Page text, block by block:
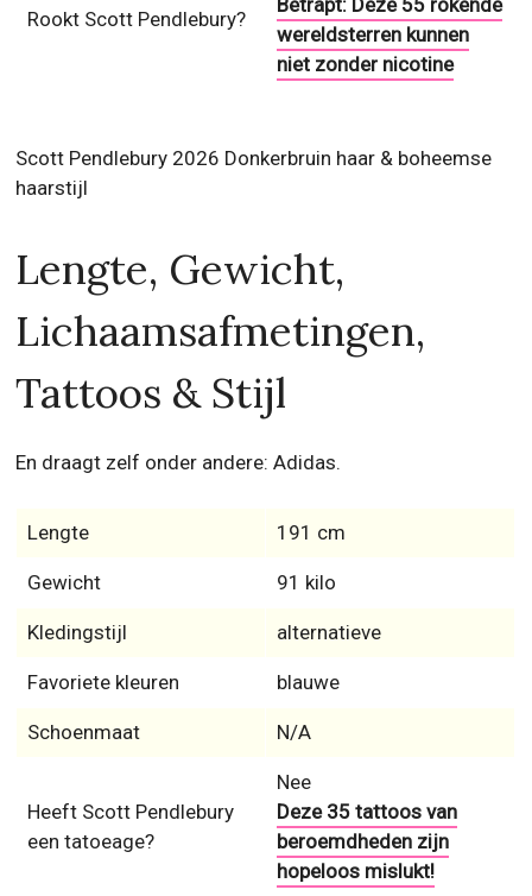
Rookt Scott Pendlebury?
Betrapt: Deze 55 rokende
wereldsterren kunnen
niet zonder nicotine
Scott Pendlebury 2026 Donkerbruin haar & boheemse
haarstijl
Lengte, Gewicht,
Lichaamsafmetingen,
Tattoos & Stijl
En draagt zelf onder andere: Adidas.
Lengte 191 cm
Gewicht 91 kilo
Kledingstijl alternatieve
Favoriete kleuren blauwe
Schoenmaat N/A
Heeft Scott Pendlebury
een tatoeage?
Nee
Deze 35 tattoos van
beroemdheden zijn
hopeloos mislukt!